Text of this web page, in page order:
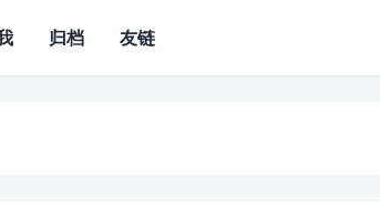
归档 友链